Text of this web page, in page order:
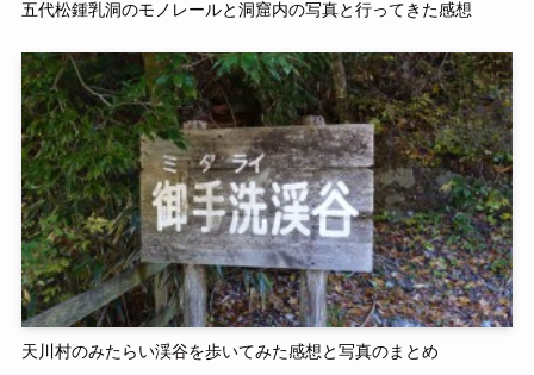
五代松鍾乳洞のモノレールと洞窟内の写真と行ってきた感想
天川村のみたらい渓谷を歩いてみた感想と写真のまとめ